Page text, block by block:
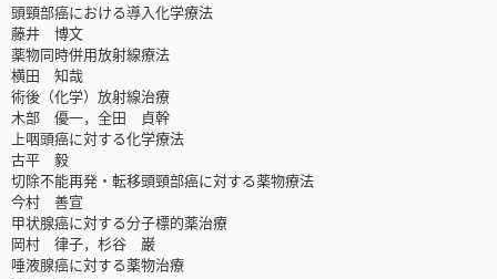
頭頸部癌における導入化学療法
藤井 博文
薬物同時併用放射線療法
横田 知哉
術後（化学）放射線治療
木部 優一，全田 貞幹
上咽頭癌に対する化学療法
古平 毅
切除不能再発・転移頭頸部癌に対する薬物療法
今村 善宣
甲状腺癌に対する分子標的薬治療
岡村 律子，杉谷 巌
唾液腺癌に対する薬物治療